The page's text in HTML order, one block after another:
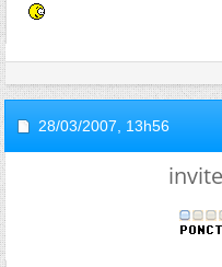
28/03/2007, 13h56